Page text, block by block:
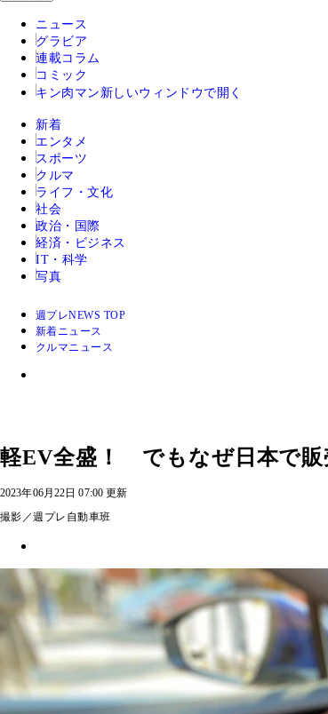
ニュース
グラビア
連載コラム
コミック
キン肉マン 新しいウィンドウで開く
新着
エンタメ
スポーツ
クルマ
ライフ・文化
社会
政治・国際
経済・ビジネス
IT・科学
写真
週プレNEWS TOP
新着ニュース
クルマニュース
軽EV全盛！ でもなぜ日本で販
2023年06月22日 07:00 更新
撮影／週プレ自動車班